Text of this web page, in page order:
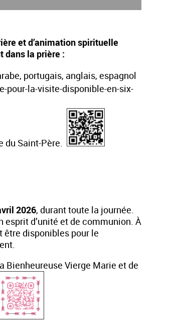
et d’animation spirituelle
dans la prière :
portugais, anglais, espagnol
la-visite-disponible-en-six-
du Saint-Père.
2026, durant toute la journée.
esprit d’unité et de communion. À
disponibles pour le
Bienheureuse Vierge Marie et de